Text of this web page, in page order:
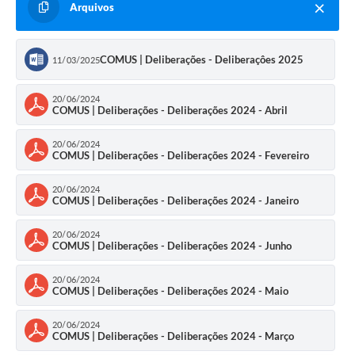
Legislação
Ouvidoria Municipal
PPA
Nota Fiscal Eletrônica
e-SIC
Arquivos
11/03/2025COMUS | Deliberações - Deliberaçôes 2025
20/06/2024
COMUS | Deliberações - Deliberações 2024 - Abril
20/06/2024
COMUS | Deliberações - Deliberações 2024 - Fevereiro
20/06/2024
COMUS | Deliberações - Deliberações 2024 - Janeiro
20/06/2024
COMUS | Deliberações - Deliberações 2024 - Junho
20/06/2024
COMUS | Deliberações - Deliberações 2024 - Maio
20/06/2024
COMUS | Deliberações - Deliberações 2024 - Março